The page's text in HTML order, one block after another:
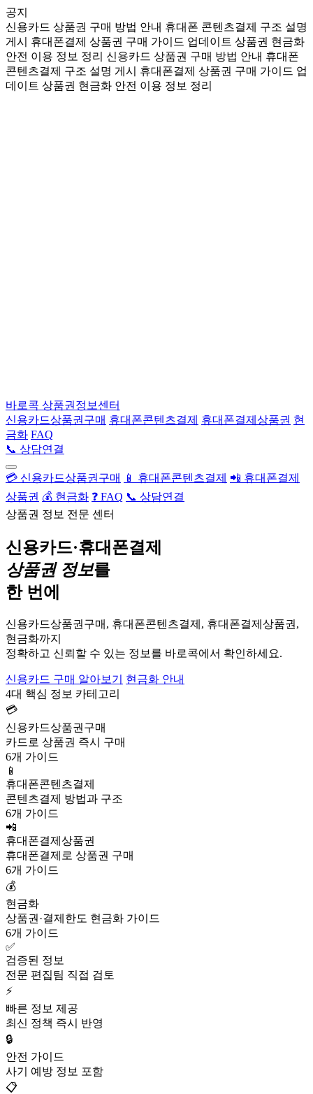
공지
신용카드 상품권 구매 방법 안내 휴대폰 콘텐츠결제 구조 설명
게시
휴대폰결제 상품권 구매 가이드 업데이트 상품권 현금화
안전 이용 정보 정리 신용카드 상품권 구매 방법 안내 휴대폰
콘텐츠결제 구조 설명 게시
휴대폰결제 상품권 구매 가이드 업
데이트 상품권 현금화 안전 이용 정보 정리
바로콕 상품권정보센터
신용카드상품권구매 휴대폰콘텐츠결제 휴대폰결제상품권 현
금화 FAQ
📞 상담연결
💳 신용카드상품권구매 📱 휴대폰콘텐츠결제 📲 휴대폰결제
상품권 💰 현금화 ❓ FAQ 📞 상담연결
상품권 정보 전문 센터
신용카드·휴대폰결제
상품권 정보를
한 번에
신용카드상품권구매, 휴대폰콘텐츠결제, 휴대폰결제상품권,
현금화까지
정확하고 신뢰할 수 있는 정보를 바로콕에서 확인하세요.
신용카드 구매 알아보기
현금화 안내
4대 핵심 정보 카테고리
💳
신용카드상품권구매
카드로 상품권 즉시 구매
6개 가이드
📱
휴대폰콘텐츠결제
콘텐츠결제 방법과 구조
6개 가이드
📲
휴대폰결제상품권
휴대폰결제로 상품권 구매
6개 가이드
💰
현금화
상품권·결제한도 현금화 가이드
6개 가이드
✅
검증된 정보
전문 편집팀 직접 검토
⚡
빠른 정보 제공
최신 정책 즉시 반영
🔒
안전 가이드
사기 예방 정보 포함
📋